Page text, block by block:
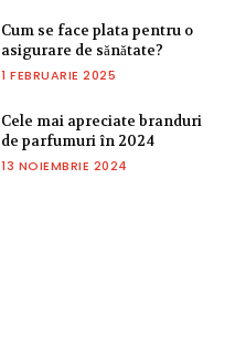
Cum se face plata pentru o
asigurare de sănătate?
1 FEBRUARIE 2025
Cele mai apreciate branduri
de parfumuri în 2024
13 NOIEMBRIE 2024